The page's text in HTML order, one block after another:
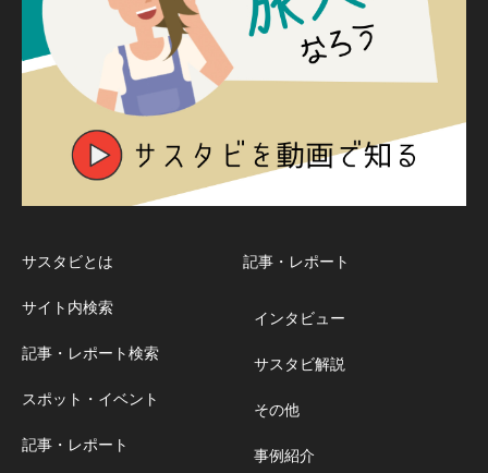
サスタビとは
サイト内検索
記事・レポート検索
スポット・イベント
記事・レポート
記事・レポート
インタビュー
サスタビ解説
その他
事例紹介